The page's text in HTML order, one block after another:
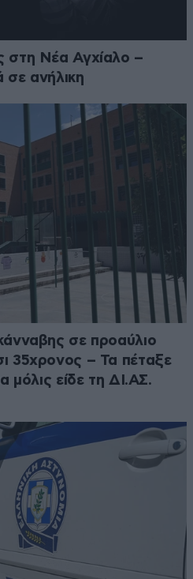
στη Νέα Αγχίαλο –
σε ανήλικη
σε προαύλιο
35χρονος – Τα πέταξε
μόλις είδε τη ΔΙ.ΑΣ.